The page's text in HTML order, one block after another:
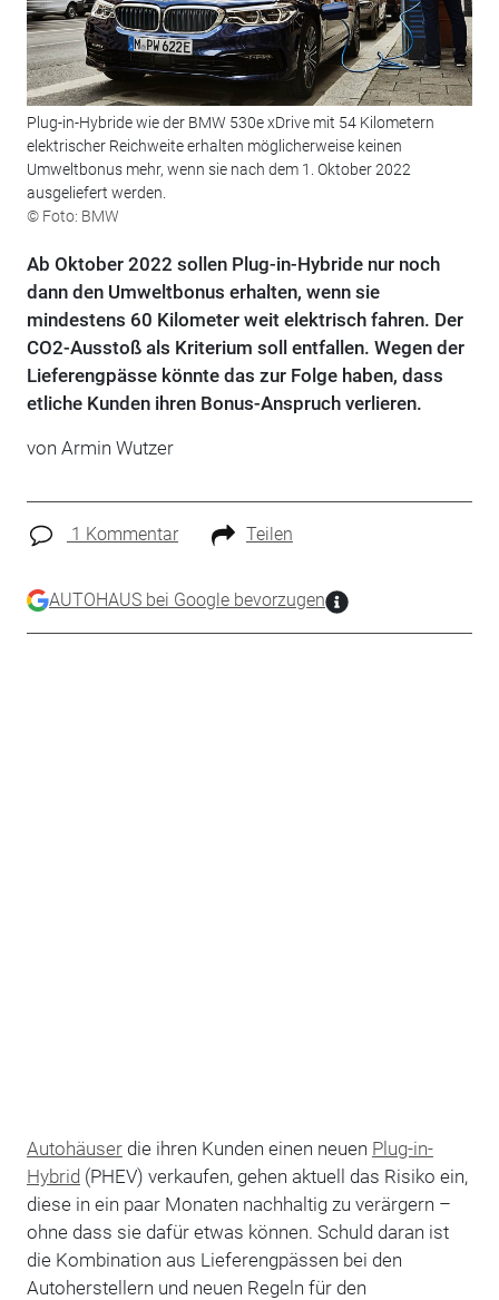
Plug-in-Hybride wie der BMW 530e xDrive mit 54 Kilometern
elektrischer Reichweite erhalten möglicherweise keinen
Umweltbonus mehr, wenn sie nach dem 1. Oktober 2022
ausgeliefert werden.
© Foto: BMW
Ab Oktober 2022 sollen Plug-in-Hybride nur noch
dann den Umweltbonus erhalten, wenn sie
mindestens 60 Kilometer weit elektrisch fahren. Der
CO2-Ausstoß als Kriterium soll entfallen. Wegen der
Lieferengpässe könnte das zur Folge haben, dass
etliche Kunden ihren Bonus-Anspruch verlieren.
von Armin Wutzer
1 Kommentar Teilen
AUTOHAUS bei Google bevorzugen
Autohäuserdie ihren Kunden einen neuen Plug-in-
Hybrid (PHEV) verkaufen, gehen aktuell das Risiko ein,
diese in ein paar Monaten nachhaltig zu verärgern –
ohne dass sie dafür etwas können. Schuld daran ist
die Kombination aus Lieferengpässen bei den
Autoherstellern und neuen Regeln für den